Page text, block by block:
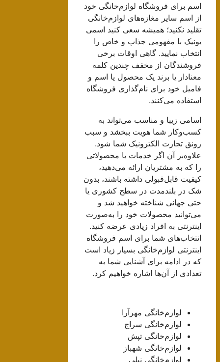
اسم برای فروشگاه لوازم‌خانگی خود
از اسم سایر مغازه‌های لوازم‌خانگی
تقلید نکنید؛ همیشه سعی کنید اسمی
یونیک با مفهومی جذاب و خاص را
انتخاب نمایید. گاهی اوقات برخی
فروشندگان از مخفف چندین کلمه
معنادار یا برند یک محصول یا اسم و
فامیل خود برای نام‌گذاری فروشگاه
استفاده می‌کنند.
اسامی زیبا و مناسب می‌تواند به
کسب‌وکار شما هویت ببخشد و سبب
رونق تجارت الکترونیک شما شود.
علاوه‌بر آن اگر خدمات یا محصولاتی
را که به مشتریان ارائه می‌دهید،
کیفیت قابل‌قبولی داشته باشند، بدون
شک در بلندمدت در سطح کشوری یا
حتی جهانی شناخته خواهید شد و
می‌توانید محصولات خود را به‌صورت
اینترنتی به افراد زیادی عرضه کنید.
انتخاب‌های شما برای اسم فروشگاه
اینترنتی لوازم‌خانگی بسیار زیاد است
که در ادامه برای آشنایی شما به
تعدادی از آن‌ها اشاره خواهیم کرد.
لوازم‌خانگی مهرآرا
لوازم‌خانگی سراج
لوازم‌خانگی تپش
لوازم‌خانگی شهباز
لوازم‌خانگی نیلی